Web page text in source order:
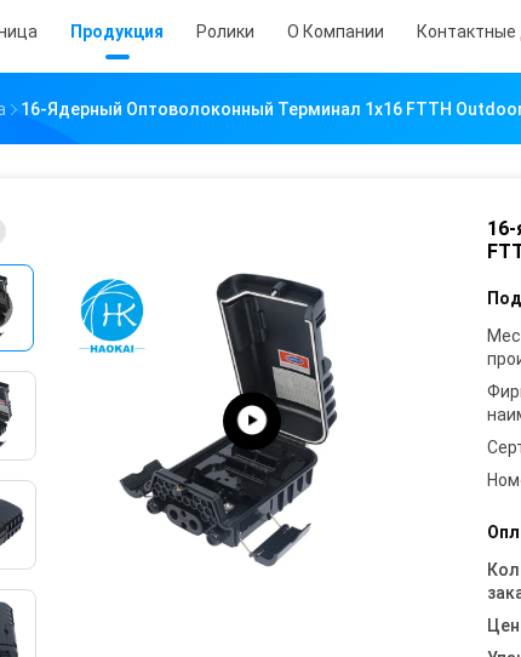
Продукция Ролики О Компании
16-Ядерный Оптоволоконный Терминал 1x16 FTTH